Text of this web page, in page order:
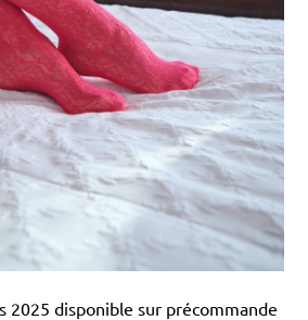
2025 disponible sur précommande